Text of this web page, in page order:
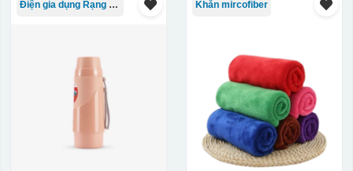
Điện gia dụng Rạng Đông Khăn mircofiber